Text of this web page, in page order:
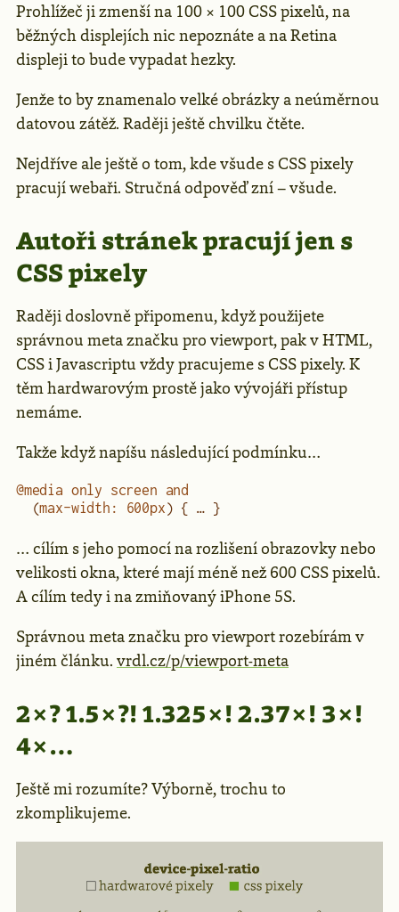
Prohlížeč ji zmenší na 100 × 100 CSS pixelů, na
běžných displejích nic nepoznáte a na Retina
displeji to bude vypadat hezky.
Jenže to by znamenalo velké obrázky a neúměrnou
datovou zátěž. Raději ještě chvilku čtěte.
Nejdříve ale ještě o tom, kde všude s CSS pixely
pracují webaři. Stručná odpověď zní – všude.
Autoři stránek pracují jen s
CSS pixely
Raději doslovně připomenu, když použijete
správnou meta značku pro viewport, pak v HTML,
CSS i Javascriptu vždy pracujeme s CSS pixely. K
těm hardwarovým prostě jako vývojáři přístup
nemáme.
Takže když napíšu následující podmínku…
@media only screen and
  (
max-width : 600px) { … }
… cílím s jeho pomocí na rozlišení obrazovky nebo
velikosti okna, které mají méně než 600 CSS pixelů.
A cílím tedy i na zmiňovaný iPhone 5S.
Správnou meta značku pro viewport rozebírám v
jiném článku. vrdl.cz/p/viewport-meta
2×? 1.5×?! 1.325×! 2.37×! 3×!
4×…
Ještě mi rozumíte? Výborně, trochu to
zkomplikujeme.